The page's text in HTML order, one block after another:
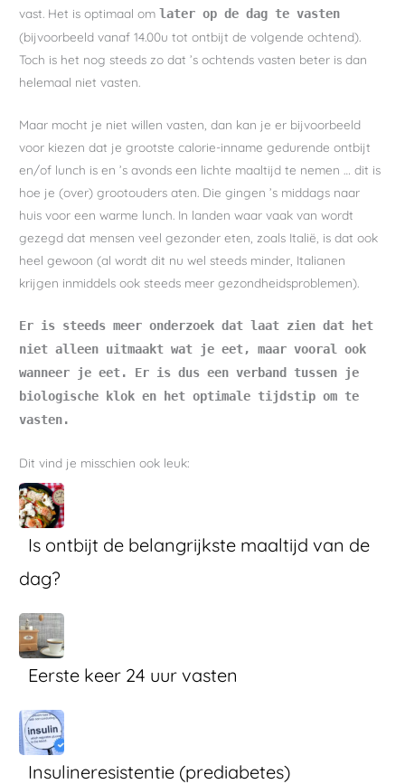
vast. Het is optimaal omlater op de dag te vasten
(bijvoorbeeld vanaf 14.00u tot ontbijt de volgende ochtend).
Toch is het nog steeds zo dat ’s ochtends vasten beter is dan
helemaal niet vasten.
Maar mocht je niet willen vasten, dan kan je er bijvoorbeeld
voor kiezen dat je grootste calorie-inname gedurende ontbijt
en/of lunch is en ’s avonds een lichte maaltijd te nemen … dit is
hoe je (over) grootouders aten. Die gingen ’s middags naar
huis voor een warme lunch. In landen waar vaak van wordt
gezegd dat mensen veel gezonder eten, zoals Italië, is dat ook
heel gewoon (al wordt dit nu wel steeds minder, Italianen
krijgen inmiddels ook steeds meer gezondheidsproblemen).
Er is steeds meer onderzoek dat laat zien dat het
niet alleen uitmaakt wat je eet, maar vooral ook
wanneer je eet. Er is dus een verband tussen je
biologische klok en het optimale tijdstip om te
vasten.
Dit vind je misschien ook leuk:
Is ontbijt de belangrijkste maaltijd van de
dag?
Eerste keer 24 uur vasten
Insulineresistentie (prediabetes)